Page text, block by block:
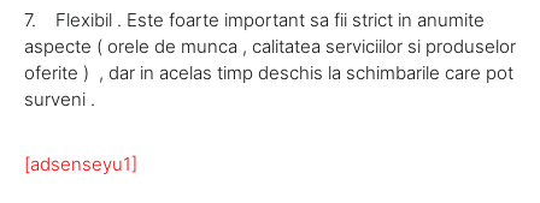
7. Flexibil . Este foarte important sa fii strict in anumite
aspecte ( orele de munca , calitatea serviciilor si produselor
oferite ) , dar in acelas timp deschis la schimbarile care pot
surveni .
[adsenseyu1]